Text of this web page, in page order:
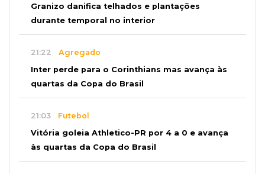
Granizo danifica telhados e plantações
durante temporal no interior
21:22 Agregado
Inter perde para o Corinthians mas avança às
quartas da Copa do Brasil
21:03 Futebol
Vitória goleia Athletico-PR por 4 a 0 e avança
às quartas da Copa do Brasil